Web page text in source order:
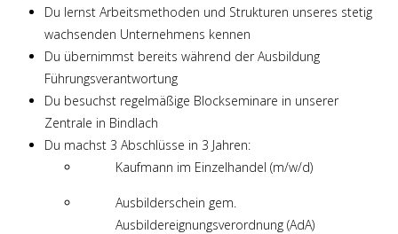
Du lernst Arbeitsmethoden und Strukturen unseres stetig
wachsenden Unternehmens kennen
Du übernimmst bereits während der Ausbildung
Führungsverantwortung
Du besuchst regelmäßige Blockseminare in unserer
Zentrale in Bindlach
Du machst 3 Abschlüsse in 3 Jahren:
Kaufmann im Einzelhandel (m/w/d)
Ausbilderschein gem.
Ausbildereignungsverordnung (AdA)